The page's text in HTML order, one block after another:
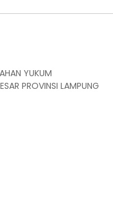
YUKUM
PROVINSI LAMPUNG